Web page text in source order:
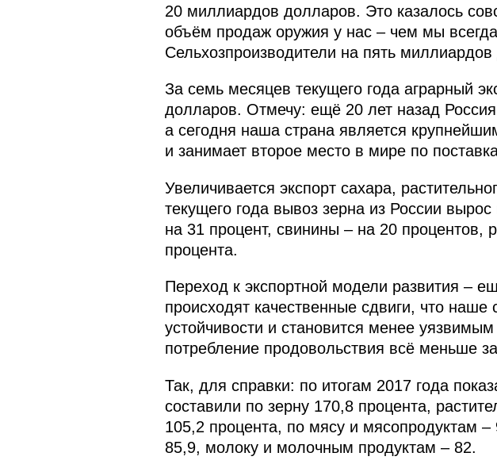
20 миллиардов долларов. Это казалось
объём продаж оружия у нас – чем мы
Сельхозпроизводители на пять
За семь месяцев текущего года аграрный
долларов. Отмечу: ещё 20 лет назад
а сегодня наша страна является
и занимает второе место в мире по
Увеличивается экспорт сахара,
текущего года вывоз зерна из России
на 31 процент, свинины – на 20 процентов,
процента.
Переход к экспортной модели развития –
происходят качественные сдвиги, что
устойчивости и становится менее
потребление продовольствия всё меньше
Так, для справки: по итогам 2017 года
составили по зерну 170,8 процента,
105,2 процента, по мясу и мясопродуктам
85,9, молоку и молочным продуктам – 82.